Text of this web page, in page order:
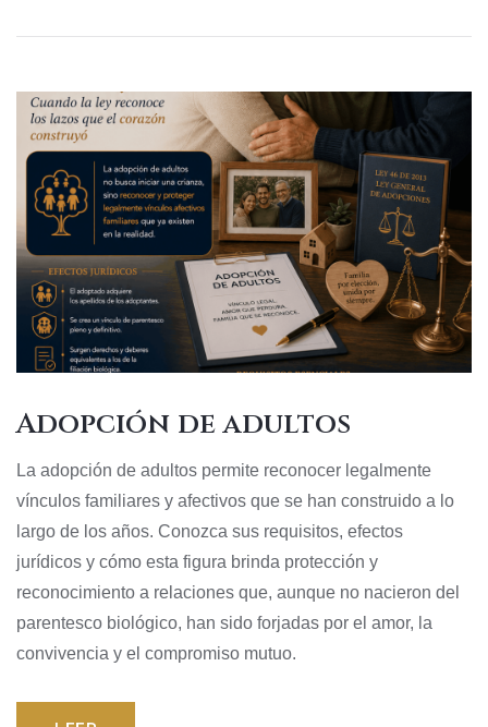
Adopción de adultos
La adopción de adultos permite reconocer legalmente
vínculos familiares y afectivos que se han construido a lo
largo de los años. Conozca sus requisitos, efectos
jurídicos y cómo esta figura brinda protección y
reconocimiento a relaciones que, aunque no nacieron del
parentesco biológico, han sido forjadas por el amor, la
convivencia y el compromiso mutuo.